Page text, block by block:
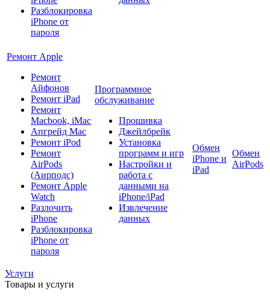
Разблокировка
iPhone от
пароля
Ремонт Apple
Ремонт
Айфонов
Ремонт iPad
Ремонт
Macbook, iMac
Апгрейд Mac
Ремонт iPod
Ремонт
AirPods
(Аирподс)
Ремонт Apple
Watch
Разлочить
iPhone
Разблокировка
iPhone от
пароля
Программное
обслуживание
Прошивка
Джейлбрейк
Установка
программ и игр
Настройки и
работа с
данными на
iPhone/iPad
Извлечение
данных
Обмен
iPhone и
iPad
Обмен
AirPods
Услуги
Товары и услуги